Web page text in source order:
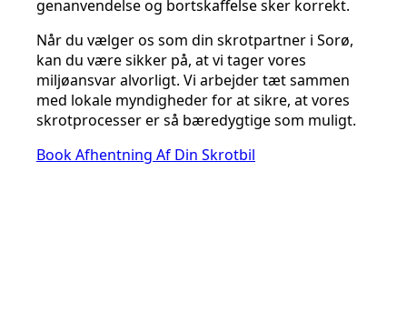
genanvendelse og bortskaffelse sker korrekt.
Når du vælger os som din skrotpartner i Sorø,
kan du være sikker på, at vi tager vores
miljøansvar alvorligt. Vi arbejder tæt sammen
med lokale myndigheder for at sikre, at vores
skrotprocesser er så bæredygtige som muligt.
Book Afhentning Af Din Skrotbil